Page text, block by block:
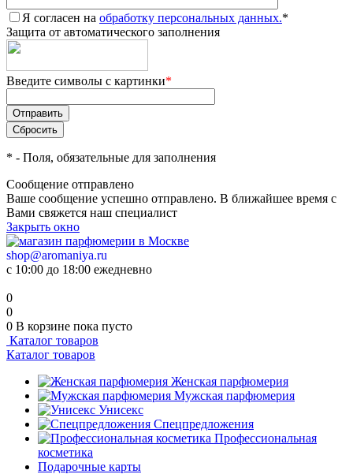
Я согласен на обработку персональных данных.*
Защита от автоматического заполнения
Введите символы с картинки*
* - Поля, обязательные для заполнения
Сообщение отправлено
Ваше сообщение успешно отправлено. В ближайшее время с
Вами свяжется наш специалист
Закрыть окно
shop@aromaniya.ru
с 10:00 до 18:00 ежедневно
0
0
0 В корзине пока пусто
Каталог товаров
Каталог товаров
Женская парфюмерия
Мужская парфюмерия
Унисекс
Спецпредложения
Профессиональная
косметика
Подарочные карты